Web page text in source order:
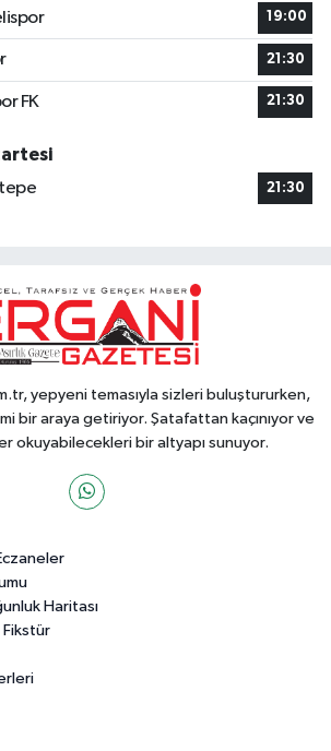
19:00
21:30
FK 21:30
21:30
yepyeni temasıyla sizleri buluştururken,
bir araya getiriyor. Şatafattan kaçınıyor ve
okuyabilecekleri bir altyapı sunuyor.
Haritası
Fikstür